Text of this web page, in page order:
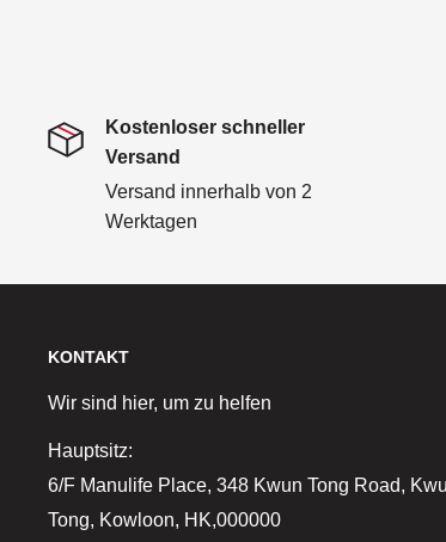
Kostenloser schneller
Versand
Versand innerhalb von 2
Werktagen
KONTAKT
Wir sind hier, um zu helfen
Hauptsitz:
6/F Manulife Place, 348 Kwun Tong Road,
Tong, Kowloon, HK,000000